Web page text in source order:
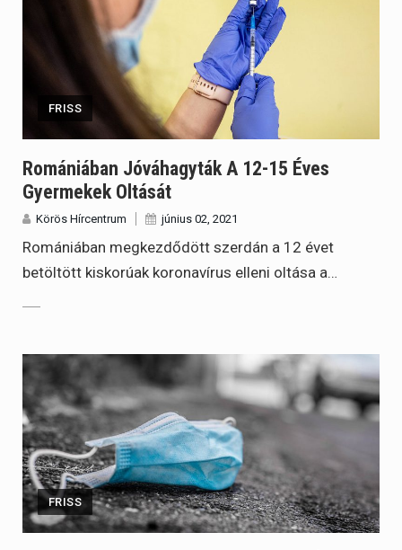
FRISS
Romániában Jóváhagyták A 12-15 Éves
Gyermekek Oltását
Körös Hírcentrum június 02, 2021
Romániában megkezdődött szerdán a 12 évet
betöltött kiskorúak koronavírus elleni oltása a…
FRISS